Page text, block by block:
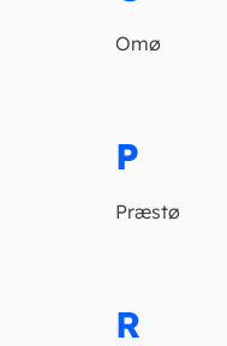
Omø
P
Præstø
R